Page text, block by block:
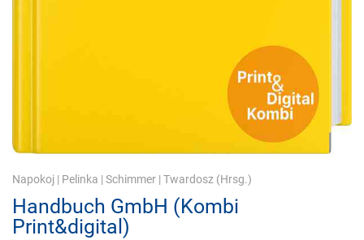
Napokoj | Pelinka | Schimmer | Twardosz (Hrsg.)
Handbuch GmbH (Kombi
Print&digital)